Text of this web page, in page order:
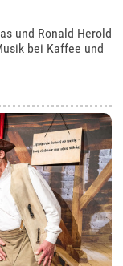
und Ronald Herold
bei Kaffee und